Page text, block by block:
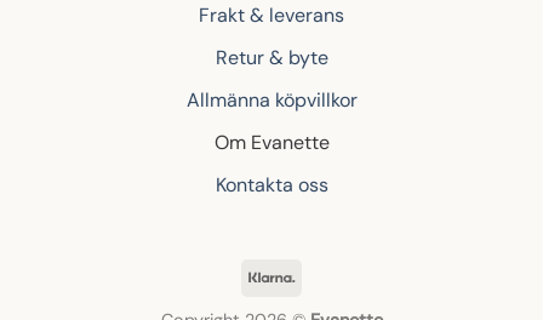
Frakt & leverans
Retur & byte
Allmänna köpvillkor
Om Evanette
Kontakta oss
Klarna